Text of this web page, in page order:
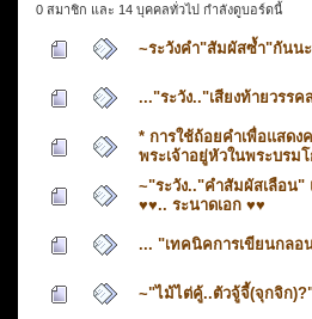
0 สมาชิก และ 14 บุคคลทั่วไป กำลังดูบอร์ดนี้
~ระวังคำ"สัมผัสซ้ำ"กันน
..."ระวัง.."เสียงท้ายวรร
* การใช้ถ้อยคำเพื่อแสดง
พระเจ้าอยู่หัวในพระบรม
~"ระวัง.."คำสัมผัสเลือน
♥♥.. ระนาดเอก ♥♥
... "เทคนิคการเขียนกลอ
~"ไม้ไต่คู้..ตัวจู้จี้(จุกจิก